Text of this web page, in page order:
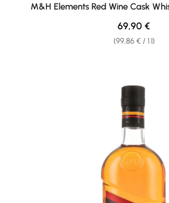
M&H Elements Red Wine Cask
(99,86 € / 1 l)
Regular
69,90 €